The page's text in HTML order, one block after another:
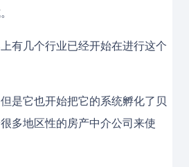
有几个行业已经开始在进行这个
是它也开始把它的系统孵化了贝
多地区性的房产中介公司来使